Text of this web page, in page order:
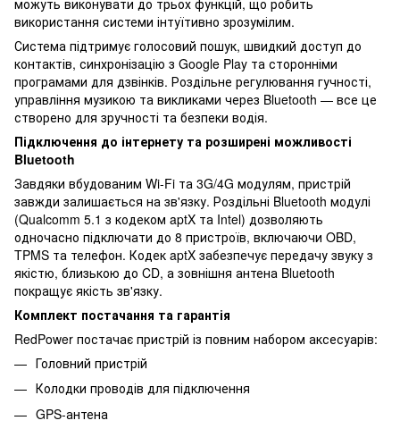
використання системи інтуїтивно зрозумілим.
Система підтримує голосовий пошук, швидкий доступ до
контактів, синхронізацію з Google Play та сторонніми
програмами для дзвінків. Роздільне регулювання гучності,
управління музикою та викликами через Bluetooth — все це
створено для зручності та безпеки водія.
Підключення до інтернету та розширені можливості
Bluetooth
Завдяки вбудованим Wi-Fi та 3G/4G модулям, пристрій
завжди залишається на зв'язку. Роздільні Bluetooth модулі
(Qualcomm 5.1 з кодеком aptX та Intel) дозволяють
одночасно підключати до 8 пристроїв, включаючи OBD,
TPMS та телефон. Кодек aptX забезпечує передачу звуку з
якістю, близькою до CD, а зовнішня антена Bluetooth
покращує якість зв'язку.
Комплект постачання та гарантія
RedPower постачає пристрій із повним набором аксесуарів:
Головний пристрій
Колодки проводів для підключення
GPS-антена